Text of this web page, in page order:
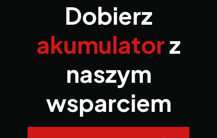
Dobierz
akumulatorz
naszym
wsparciem